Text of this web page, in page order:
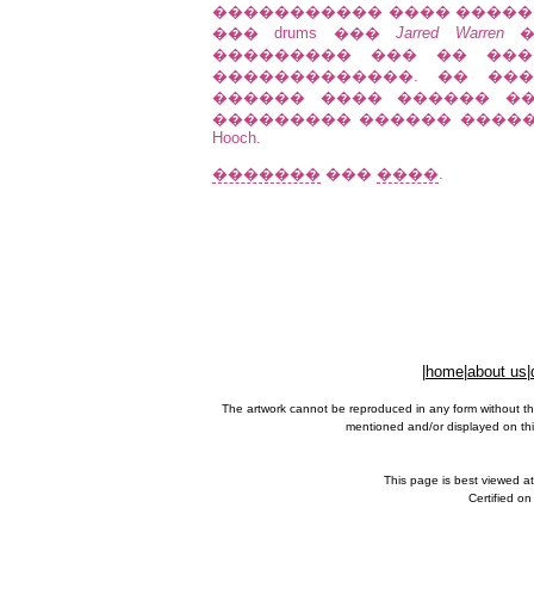
����������� ����
��� drums ���Jarred Warren
��������� ��� ��
�������������. ��
������ ���� ������
��������� ������ �������
Hooch.
������� ��� ����.
home about us
The artwork cannot be reproduced in any form without
mentioned and/or displayed on
This page is best viewed
Certified on